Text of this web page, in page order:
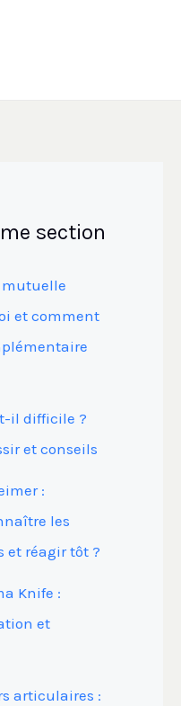
section
mutuelle
et comment
il difficile ?
et conseils
:
les
et réagir tôt ?
Knife :
et
articulaires :